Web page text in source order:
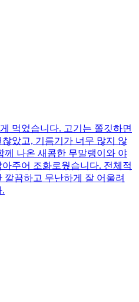
먹었습니다. 고기는 쫄깃하면
았고, 기름기가 너무 많지 않
께 나온 새콤한 무말랭이와 야
주어 조화로웠습니다. 전체적
깔끔하고 무난하게 잘 어울려
.